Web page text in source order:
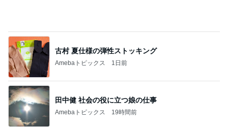
堀ちえみ 鍼灸院での上半身治療
Amebaトピックス 11時間前
エアコンを止めて過ごす清々しい午後
Amebaトピックス 1日前